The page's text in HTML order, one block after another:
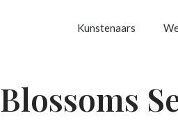
Kunstenaars
Blossoms